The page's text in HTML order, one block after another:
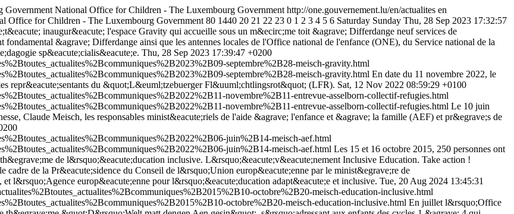
Government National Office for Children - The Luxembourg Government http://one.gouvernement.lu/en/actualites en
Office for Children - The Luxembourg Government 80 1440 20 21 22 23 0 1 2 3 4 5 6 Saturday Sunday Thu, 28 Sep 2023 17:32:57
inaugur&eacute; l'espace Gravity qui accueille sous un m&ecirc;me toit &agrave; Differdange neuf services de
&agrave; Differdange ainsi que les antennes locales de l'Office national de l'enfance (ONE), du Service national de la
sp&eacute;cialis&eacute;e. Thu, 28 Sep 2023 17:39:47 +0200
septembre%2B28-meisch-gravity.html
septembre%2B28-meisch-gravity.html En date du 11 novembre 2022, le
repr&eacute;sentants du &quot;L&euml;tzebuerger Fl&uuml;chtlingsrot&quot; (LFR). Sat, 12 Nov 2022 08:59:29 +0100
novembre%2B11-entrevue-asselborn-collectif-refugies.html
novembre%2B11-entrevue-asselborn-collectif-refugies.html Le 10 juin
Claude Meisch, les responsables minist&eacute;riels de l'aide &agrave; l'enfance et &agrave; la famille (AEF) et pr&egrave;s de
juin%2B14-meisch-aef.html
juin%2B14-meisch-aef.html Les 15 et 16 octobre 2015, 250 personnes ont
de l&rsquo;&eacute;ducation inclusive. L&rsquo;&eacute;v&eacute;nement Inclusive Education. Take action !
cadre de la Pr&eacute;sidence du Conseil de l&rsquo;Union europ&eacute;enne par le minist&egrave;re de
l&rsquo;Agence europ&eacute;enne pour l&rsquo;&eacute;ducation adapt&eacute;e et inclusive. Tue, 20 Aug 2024 13:45:31
octobre%2B20-meisch-education-inclusive.html
octobre%2B20-meisch-education-inclusive.html En juillet l&rsquo;Office